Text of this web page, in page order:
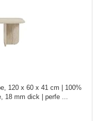
120 x 60 x 41 cm | 100%
18 mm dick | perfe ...